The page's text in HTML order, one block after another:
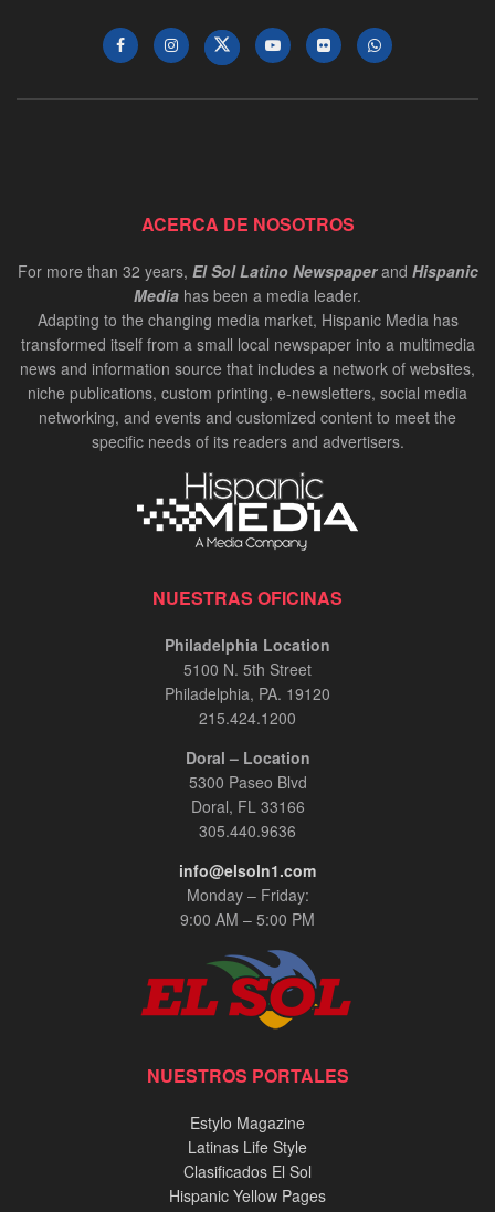
ACERCA DE NOSOTROS
For more than 32 years, El Sol Latino Newspaperand Hispanic
Media has been a media leader.
Adapting to the changing media market, Hispanic Media has
transformed itself from a small local newspaper into a multimedia
news and information source that includes a network of websites,
niche publications, custom printing, e-newsletters, social media
networking, and events and customized content to meet the
specific needs of its readers and advertisers.
NUESTRAS OFICINAS
Philadelphia Location
5100 N. 5th Street
Philadelphia, PA. 19120
215.424.1200
Doral – Location
5300 Paseo Blvd
Doral, FL 33166
305.440.9636
info@elsoln1.com
Monday – Friday:
9:00 AM – 5:00 PM
NUESTROS PORTALES
Estylo Magazine
Latinas Life Style
Clasificados El Sol
Hispanic Yellow Pages